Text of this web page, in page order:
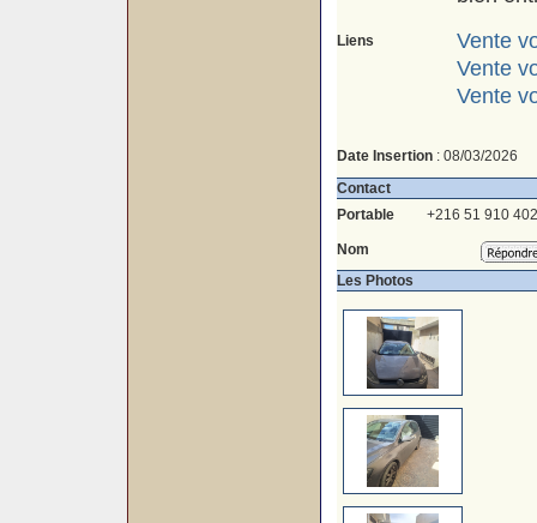
Liens
Vente
Vente
Vente
Date Insertion: 08/03/2026
Contact
Portable
+216 51 910 402
Nom
Les Photos